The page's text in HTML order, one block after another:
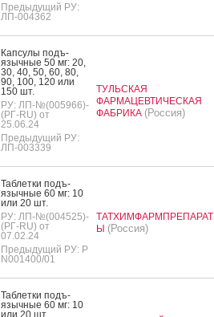
Предыдущий РУ:
ЛП-004362
Кап­су­лы подъ­
языч­ные 50 мг: 20,
30, 40, 50, 60, 80,
90, 100, 120 или
150 шт.
РУ: ЛП-№(005966)-
(РГ-RU) от
25.06.24
Предыдущий РУ:
ЛП-003339
ТУЛЬСКАЯ
ФАРМАЦЕВТИЧЕСКАЯ
ФАБРИКА (Россия)
Таб­летки подъ­
языч­ные 60 мг: 10
или 20 шт.
РУ: ЛП-№(004525)-
(РГ-RU) от
07.02.24
Предыдущий РУ: Р
N001400/01
ТАТХИМФАРМПРЕПАРАТ
Ы (Россия)
Таб­летки подъ­
языч­ные 60 мг: 10
или 20 шт.